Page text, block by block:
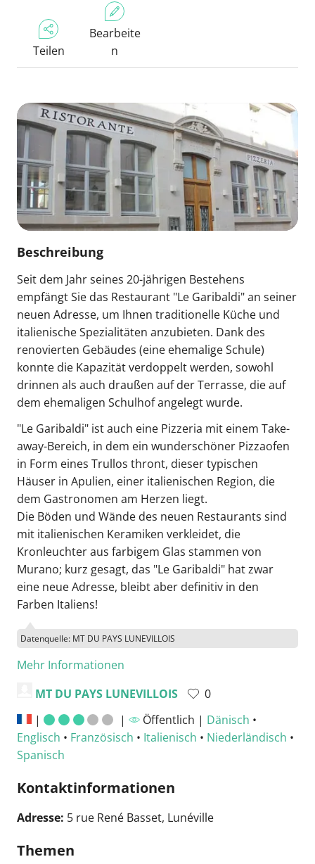
Teilen
Bearbeite
n
Beschreibung
Seit dem Jahr seines 20-jährigen Bestehens
empfängt Sie das Restaurant "Le Garibaldi" an seiner
neuen Adresse, um Ihnen traditionelle Küche und
italienische Spezialitäten anzubieten. Dank des
renovierten Gebäudes (eine ehemalige Schule)
konnte die Kapazität verdoppelt werden, sowohl
drinnen als auch draußen auf der Terrasse, die auf
dem ehemaligen Schulhof angelegt wurde.
"Le Garibaldi" ist auch eine Pizzeria mit einem Take-
away-Bereich, in dem ein wunderschöner Pizzaofen
in Form eines Trullos thront, dieser typischen
Häuser in Apulien, einer italienischen Region, die
dem Gastronomen am Herzen liegt.
Die Böden und Wände des neuen Restaurants sind
mit italienischen Keramiken verkleidet, die
Kronleuchter aus farbigem Glas stammen von
Murano; kurz gesagt, das "Le Garibaldi" hat zwar
eine neue Adresse, bleibt aber definitiv in den
Farben Italiens!
Datenquelle: MT DU PAYS LUNEVILLOIS
Mehr Informationen
MT DU PAYS LUNEVILLOIS
0
|
| Öffentlich | Dänisch •
Englisch • Französisch • Italienisch • Niederländisch •
Spanisch
Kontaktinformationen
Adresse: 5 rue René Basset, Lunéville
Themen